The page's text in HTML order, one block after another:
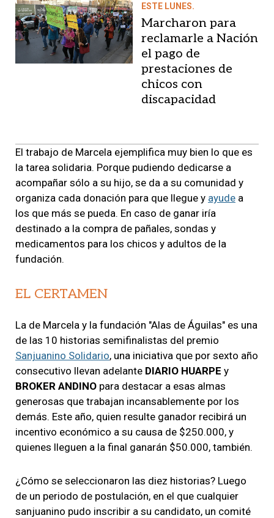
ESTE LUNES.
Marcharon para
reclamarle a Nación
el pago de
prestaciones de
chicos con
discapacidad
El trabajo de Marcela ejemplifica muy bien lo que es
la tarea solidaria. Porque pudiendo dedicarse a
acompañar sólo a su hijo, se da a su comunidad y
organiza cada donación para que llegue y ayude a
los que más se pueda. En caso de ganar iría
destinado a la compra de pañales, sondas y
medicamentos para los chicos y adultos de la
fundación.
EL CERTAMEN
La de Marcela y la fundación "Alas de Águilas" es una
de las 10 historias semifinalistas del premio
Sanjuanino Solidario, una iniciativa que por sexto año
consecutivo llevan adelante DIARIO HUARPE y
BROKER ANDINO para destacar a esas almas
generosas que trabajan incansablemente por los
demás. Este año, quien resulte ganador recibirá un
incentivo económico a su causa de $250.000, y
quienes lleguen a la final ganarán $50.000, también.
¿Cómo se seleccionaron las diez historias? Luego
de un periodo de postulación, en el que cualquier
sanjuanino pudo inscribir a su candidato, un comité